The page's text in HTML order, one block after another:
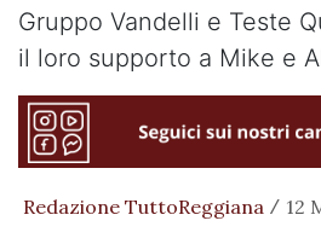
Gruppo Vandelli e Teste
il loro supporto a Mike e
Redazione TuttoReggiana / 12